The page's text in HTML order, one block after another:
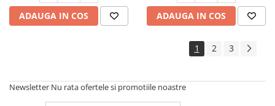
ADAUGA IN COS ADAUGA IN COS
1 2 3
Newsletter Nu rata ofertele si promotiile noastre